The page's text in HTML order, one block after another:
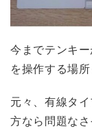
今までテンキ
を操作する場
元々、有線タ
方なら問題なさ